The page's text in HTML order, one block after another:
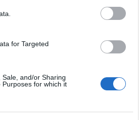
for Targeted
and/or Sharing
for which it
Marta de
o Auditório
por forma a assinalar...